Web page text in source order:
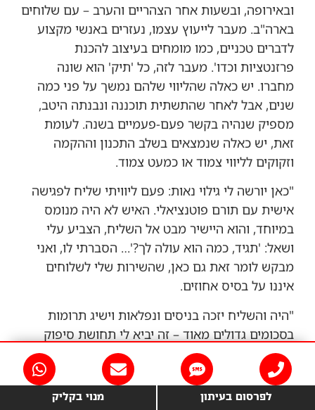
ובאירופה, ובשעות אחר הצהריים והערב – עם שלוחים
בארה"ב. מעבר לייעוץ עצמו, נעזרים באנשי מקצוע
לדברים טכניים, כמו מומחים בעיצוב להכנת
פרזנטציות וכדו'. מעבר לזה, כל 'תיק' הוא שונה
מחברו. יש כאלה שהליווי שלהם נמשך על פני כמה
שנים, אבל לאחר שהתשתית תוכננה ונבנתה היטב,
מספיק שנהיה בקשר פעם-פעמיים בשנה. לעומת
זאת, יש כאלה שנמצאים בשלב התכנון וההקמה
וזקוקים לליווי צמוד או כמעט צמוד.
"כאן יורשה לי גילוי נאות: פעם ליוויתי שליח לפגישה
אישית עם תורם פוטנציאלי. האיש לא היה מנומס
במיוחד, והוא היישיר מבט אל השליח, הצביע עלי
ושאל: 'תגיד, כמה הוא עולה לך?'… הסברתי לו, ואני
מבקש לומר זאת גם כאן, שהשירות שלי לשלוחים
איננו על בסיס אחוזים.
"היה והשליח יזכה בניסים ונפלאות וישיג תרומות
בסכומים גדולים מאוד – זה יביא לי תחושת סיפוק
ברוך השם, אבל לא יגדיל את שכרי. העלות של הייעוץ
נקבעת מראש לפי סדר הגודל של הפרויקט על בסיס
שעות, ואוכל להבטיח נאמנה שהיא נמוכה בהרבה
לפרסום בעיתון מנוי בקליק